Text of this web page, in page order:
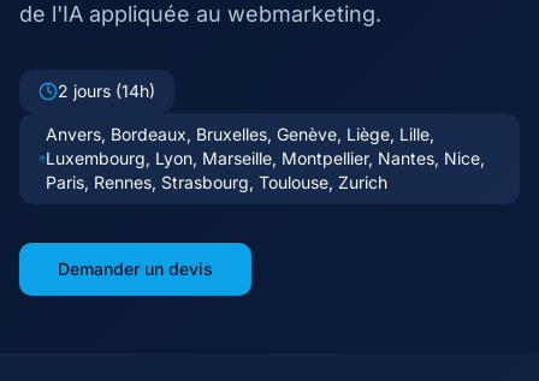
de l'IA appliquée au webmarketing.
2 jours (14h)
Anvers, Bordeaux, Bruxelles, Genève, Liège, Lille,
Luxembourg, Lyon, Marseille, Montpellier, Nantes, Nice,
Paris, Rennes, Strasbourg, Toulouse, Zurich
Demander un devis